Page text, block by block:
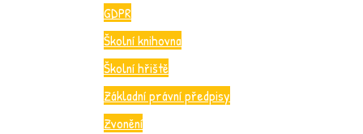
GDPR
Školní knihovna
Školní hřiště
Základní právní předpisy
Zvonění